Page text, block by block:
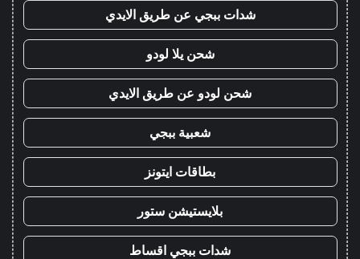
شدات ببجي عن طريق الايدي
شحن يلا لودو
شحن لودو عن طريق الايدي
شعبية ببجي
بطاقات ايتونز
بلايستيشن ستور
شدات ببجي اقساط